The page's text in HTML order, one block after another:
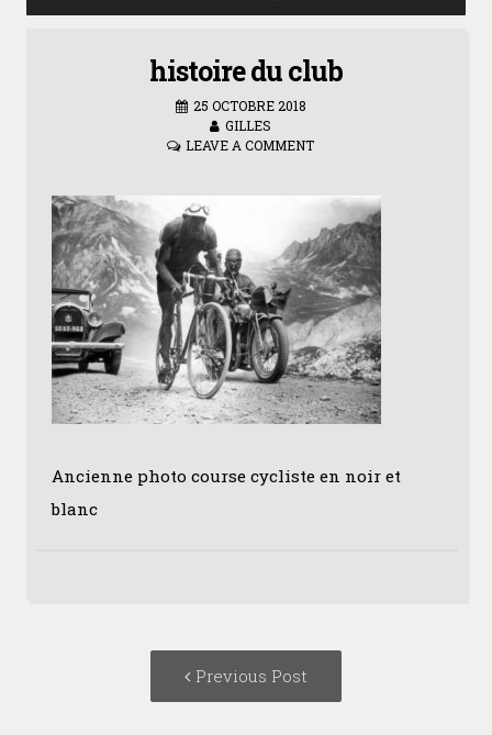
histoire du club
25 OCTOBRE 2018
GILLES
LEAVE A COMMENT
Ancienne photo course cycliste en noir et
blanc
Previous Post